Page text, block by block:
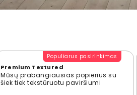
Populiarus pasirinkimas
Premium Textured
Mūsų prabangiausias popierius su
šiek tiek tekstūruotu paviršiumi